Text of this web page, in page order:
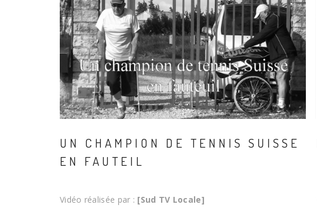
UN CHAMPION DE TENNIS SUISSE
EN FAUTEIL
Vidéo réalisée par : [Sud TV Locale]